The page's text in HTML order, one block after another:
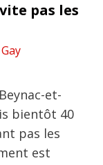
pas les
et-
bientôt 40
pas les
est